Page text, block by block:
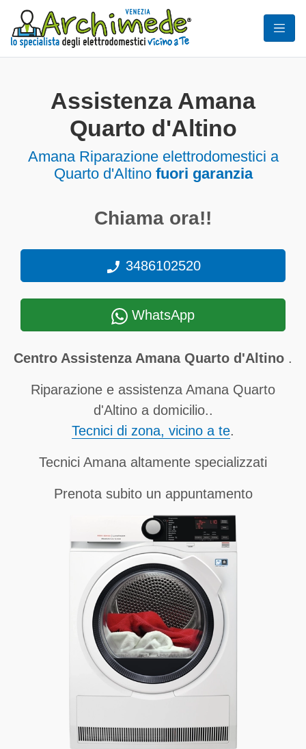
Assistenza Amana
Quarto d'Altino
Amana Riparazione elettrodomestici a
Quarto d'Altino fuori garanzia
Chiama ora!!
3486102520
WhatsApp
Centro Assistenza Amana Quarto d'Altino .
Riparazione e assistenza Amana Quarto
d'Altino a domicilio..
Tecnici di zona, vicino a te.
Tecnici Amana altamente specializzati
Prenota subito un appuntamento